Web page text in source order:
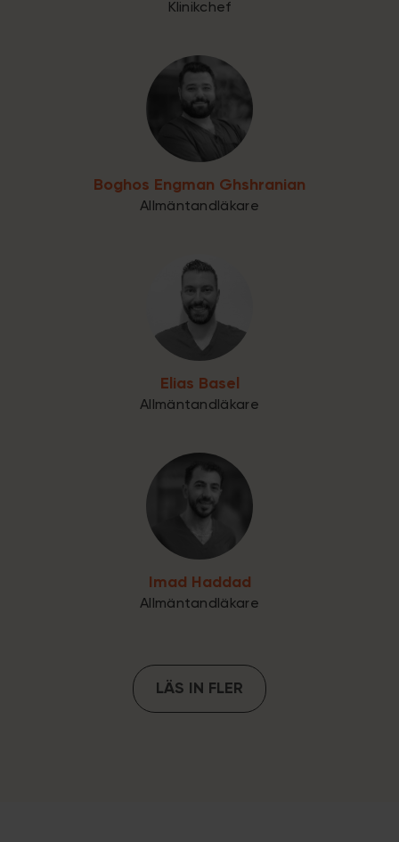
Klinikchef
Boghos Engman Ghshranian
Allmäntandläkare
Elias Basel
Allmäntandläkare
Imad Haddad
Allmäntandläkare
LÄS IN FLER